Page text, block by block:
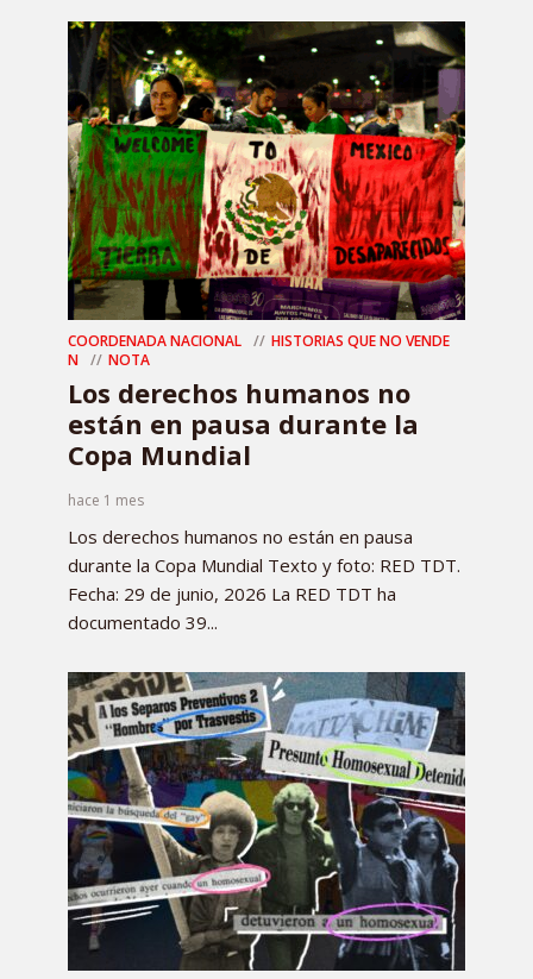
COORDENADA NACIONAL
HISTORIAS QUE NO VENDE
N
NOTA
Los derechos humanos no
están en pausa durante la
Copa Mundial
hace 1 mes
Los derechos humanos no están en pausa
durante la Copa Mundial Texto y foto: RED TDT.
Fecha: 29 de junio, 2026 La RED TDT ha
documentado 39...